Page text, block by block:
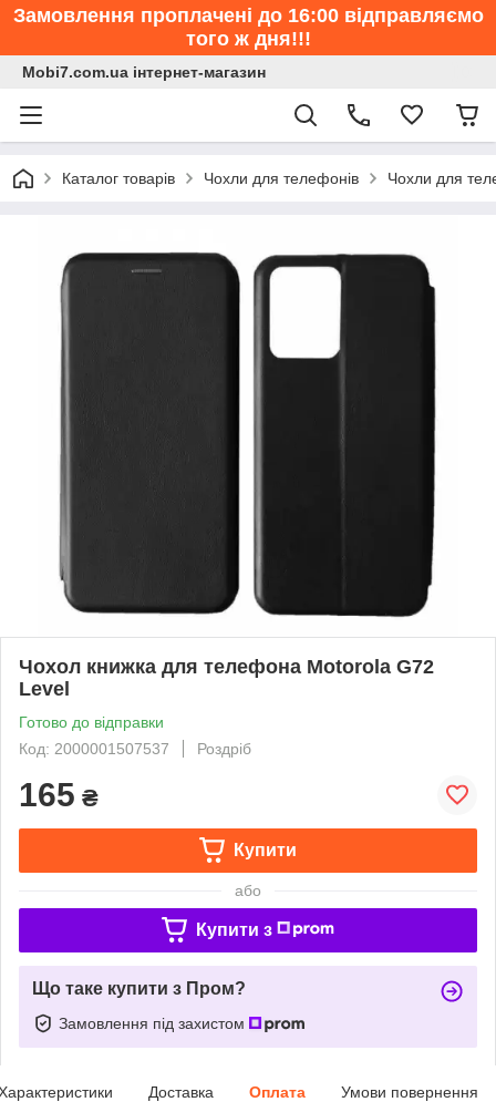
Замовлення проплачені до 16:00 відправляємо
того ж дня!!!
Mobi7.com.ua інтернет-магазин
Каталог товарів Чохли для телефонів Чохли для
Чохол книжка для телефона Motorola G72
Level
Готово до відправки
Код: 2000001507537
Роздріб
165 ₴
Купити
або
Купити з
Що таке купити з Пром?
Замовлення під захистом
Доставка Оплата Умови повернення